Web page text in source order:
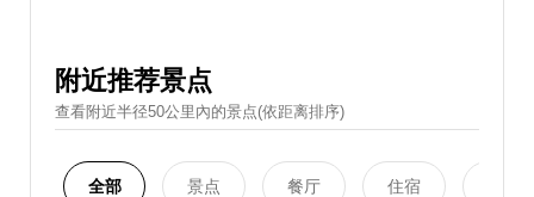
附近推荐景点
查看附近半径50公里內的景点(依距离排序)
全部 景点 餐厅 住宿